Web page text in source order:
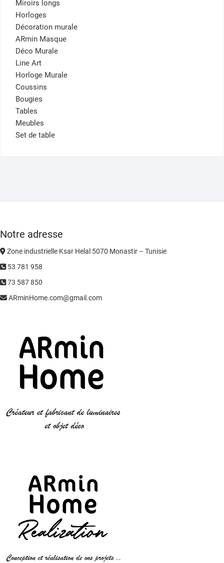
Miroirs longs
Horloges
Décoration murale
ARmin Masque
Déco Murale
Line Art
Horloge Murale
Coussins
Bougies
Tables
Meubles
Set de table
Notre adresse
Zone industrielle Ksar Helal 5070 Monastir – Tunisie
53 781 958
73 587 850
ARminHome.com@gmail.com